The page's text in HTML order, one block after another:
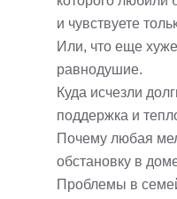
и чувствуете
Или, что еще
равнодушие.
Куда исчезли
поддержка и
Почему любая
обстановку в
Проблемы в